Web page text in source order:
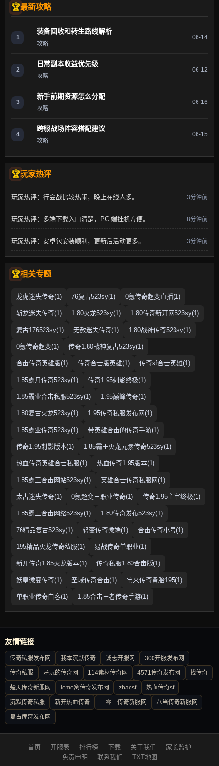
最新攻略
1
装备回收和转生路线解析
攻略
06-14
2
日常副本收益优先级
攻略
06-12
3
新手前期资源怎么分配
攻略
06-16
4
跨服战场阵容搭配建议
攻略
06-15
玩家热评
玩家热评：行会战比较热闹，晚上在线人多。 3分钟前
玩家热评：多端下载入口清楚，PC 端挂机方便。 8分钟前
玩家热评：安卓包安装顺利，更新后活动更多。 3分钟前
相关专题
龙虎迷失传奇(1) 76复古523sy(1) 0氪传奇超变直播(1)
斩龙迷失传奇(1) 1.80火龙523sy(1) 1.80传奇新开网523sy(1)
复古176523sy(1) 无赦迷失传奇(1) 1.80战神传奇523sy(1)
0氪传奇超变(1) 传奇1.80战神复古523sy(1)
合击传奇英雄版(1) 传奇合击版英雄(1) 传奇sf合击英雄(1)
1.85霸月传奇523sy(1) 传奇1.95刺影终极(1)
1.85霸业合击私服523sy(1) 1.95巅峰传奇(1)
1.80复古火龙523sy(1) 1.95传奇私服发布网(1)
1.85霸业传奇523sy(1) 带英雄合击的传奇手游(1)
传奇1.95刺影版本(1) 1.85霸王火龙元素传奇523sy(1)
热血传奇英雄合击私服(1) 热血传奇1.95版本(1)
1.85霸王合击网站523sy(1) 英雄合击传奇私服网(1)
太古迷失传奇(1) 0氪超变三职业传奇(1) 传奇1.95主宰终极(1)
1.85霸王合击网络523sy(1) 1.80传奇发布523sy(1)
76精品复古523sy(1) 轻变传奇微端(1) 合击传奇小号(1)
195精品火龙传奇私服(1) 易战传奇单职业(1)
新开传奇1.85火龙版本(1) 传奇私服1.80合击版(1)
妖皇微变传奇(1) 圣域传奇合击(1) 宝来传奇备胎195(1)
单职业传奇白客(1) 1.85合击王者传奇手游(1)
友情链接
传奇私服发布网 我本沉默传奇 诚志开服网 300开服发布网
传奇私服 好玩的传奇网 114素材传奇网 4571传奇发布网 找传奇
楚天传奇新服网 lomo窝传奇发布网 zhaosf 热血传奇sf
沉默传奇私服 新开热血传奇 二零二传奇新服网 八当传奇新服网
复古传奇发布网
首页 开服表 排行榜 下载 关于我们
家长监护
免责申明
联系我们 TXT地图